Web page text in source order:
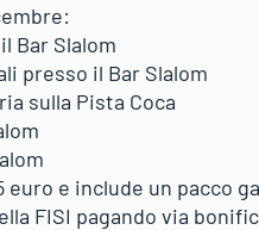
Bar Slalom
presso il Bar Slalom
sulla Pista Coca
e include un pacco
FISI pagando via